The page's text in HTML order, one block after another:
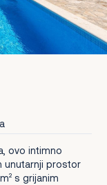
ovo intimno
unutarnji prostor
s grijanim